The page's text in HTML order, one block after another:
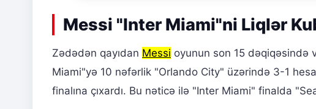
Messi "Inter Miami"ni Liqlər
Zədədən qayıdan Messi oyunun son 15 dəqiqəsində
Miami"yə 10 nəfərlik "Orlando City" üzərində 3-1
finalına çıxardı. Bu nəticə ilə "Inter Miami" finalda